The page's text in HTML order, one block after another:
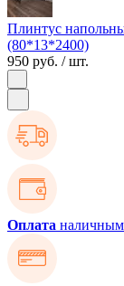
Плинтус
(80*13*2400)
950 руб. / шт.
Оплата